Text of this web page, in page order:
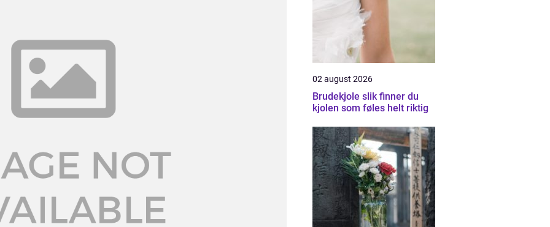
02 august 2026
Brudekjole slik finner du
kjolen som føles helt riktig